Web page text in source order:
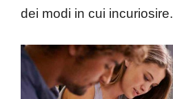
dei modi in cui incuriosire.